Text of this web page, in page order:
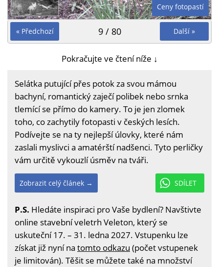
Ceny fotopastí
« Předchozí Další »
9 / 80
Pokračujte ve čtení níže ↓
Selátka putující přes potok za svou mámou
bachyní, romantický zaječí polibek nebo srnka
tlemící se přímo do kamery. To je jen zlomek
toho, co zachytily fotopasti v českých lesích.
Podívejte se na ty nejlepší úlovky, které nám
zaslali myslivci a amatérští nadšenci. Tyto perličky
vám určitě vykouzlí úsměv na tváři.
SDÍLET
Zobrazit celý článek →
P.S. Hledáte inspiraci pro Vaše bydlení? Navštivte
online stavební veletrh Veleton, který se
uskuteční 17. – 31. ledna 2027. Vstupenku lze
získat již nyní na tomto odkazu (počet vstupenek
je limitován). Těšit se můžete také na množství